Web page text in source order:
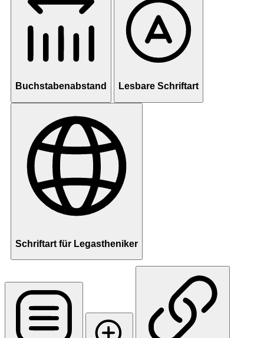
Buchstabenabstand Lesbare Schriftart
Schriftart für Legastheniker